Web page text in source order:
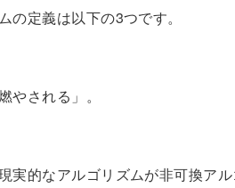
の定義は以下の3つです。
される」。
実的なアルゴリズムが非可換ア